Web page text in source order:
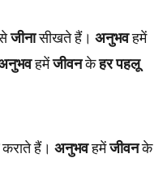
जीनासीखते हैं। अनुभवहमें
हमेंजीवनकेहरपहलू
कराते हैं। अनुभवहमेंजीवनके